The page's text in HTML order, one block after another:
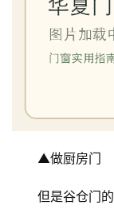
▲做厨房门
但是谷仓门